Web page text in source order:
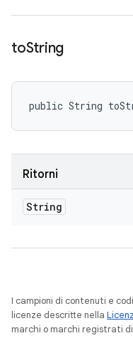
toString
public String
Ritorni
String
I campioni di contenuti e
licenze descritte nella
marchi o marchi registrati